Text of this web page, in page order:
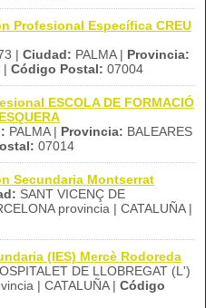
Profesional Específica CREU
| Ciudad: PALMA | Provincia:
| Código Postal: 07004
ESCOLA DE FORMACIÓ
PALMA | Provincia: BALEARES
07014
Secundaria Montserrat
SANT VICENÇ DE
provincia | CATALUÑA |
(IES) Mercè Rodoreda
DE LLOBREGAT (L')
| CATALUÑA | Código